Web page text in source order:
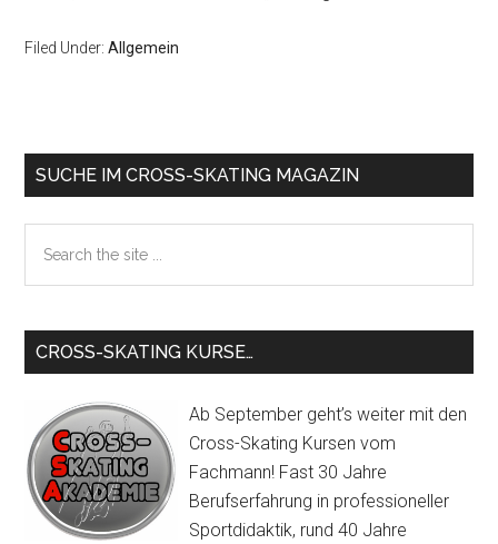
Filed Under:Allgemein
Primary
SUCHE IM CROSS-SKATING MAGAZIN
the
CROSS-SKATING KURSE…
Ab September geht’s weiter mit den
Cross-Skating Kursen vom
Fachmann! Fast 30 Jahre
Berufserfahrung in professioneller
Sportdidaktik, rund 40 Jahre